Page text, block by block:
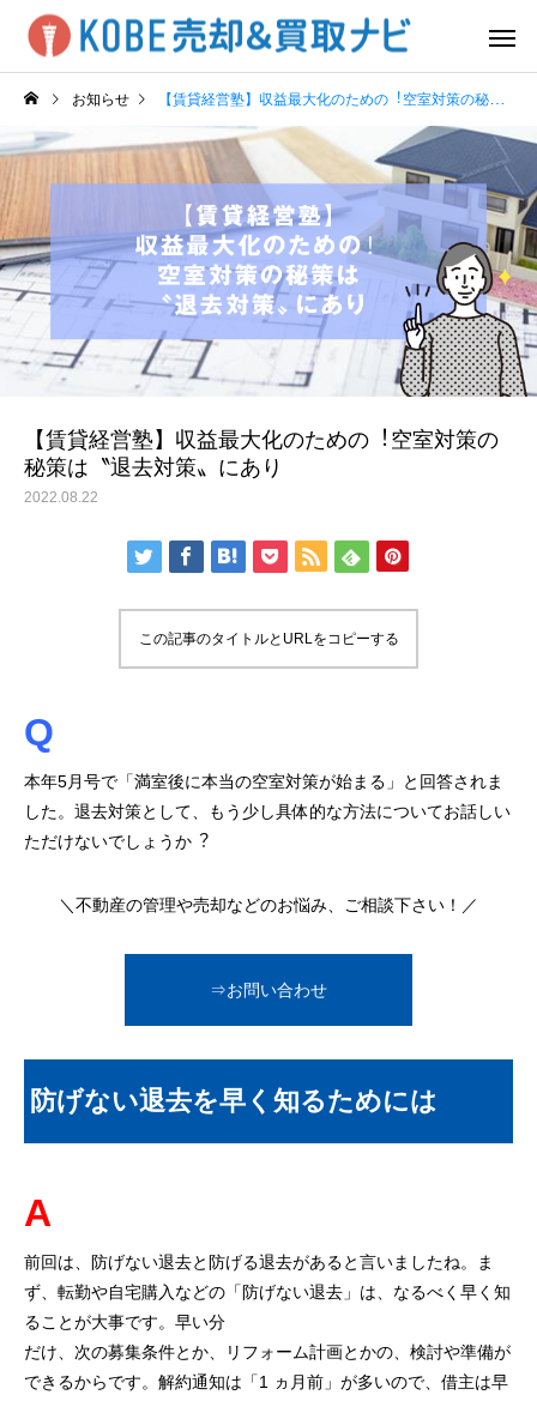
お知らせ 【賃貸経営塾】収益最大化のための︕空室対策の秘策は〝退去対策〟にあり
【賃貸経営塾】収益最大化のための︕空室対策の
秘策は〝退去対策〟にあり
2022.08.22
この記事のタイトルとURLをコピーする
Q
本年5月号で「満室後に本当の空室対策が始まる」と回答されま
した。退去対策として、もう少し具体的な方法についてお話しい
ただけないでしょうか︖
＼不動産の管理や売却などのお悩み、ご相談下さい！／
⇒お問い合わせ
防げない退去を早く知るためには
A
前回は、防げない退去と防げる退去があると言いましたね。ま
ず、転勤や自宅購入などの「防げない退去」は、なるべく早く知
ることが大事です。早い分
だけ、次の募集条件とか、リフォーム計画とかの、検討や準備が
できるからです。解約通知は「1 ヵ月前」が多いので、借主は早